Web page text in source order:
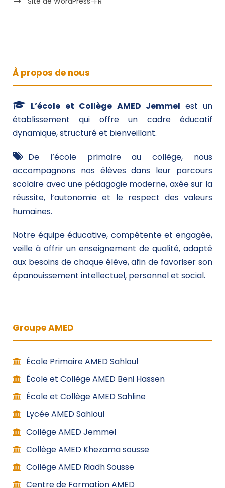
À propos de nous
L’école et Collège AMED Jemmel est un
établissement qui offre un cadre éducatif
dynamique, structuré et bienveillant.
De l’école primaire au collège, nous
accompagnons nos élèves dans leur parcours
scolaire avec une pédagogie moderne, axée sur la
réussite, l’autonomie et le respect des valeurs
humaines.
Notre équipe éducative, compétente et engagée,
veille à offrir un enseignement de qualité, adapté
aux besoins de chaque élève, afin de favoriser son
épanouissement intellectuel, personnel et social.
Groupe AMED
École Primaire AMED Sahloul
École et Collège AMED Beni Hassen
École et Collège AMED Sahline
Lycée AMED Sahloul
Collège AMED Jemmel
Collège AMED Khezama sousse
Collège AMED Riadh Sousse
Centre de Formation AMED